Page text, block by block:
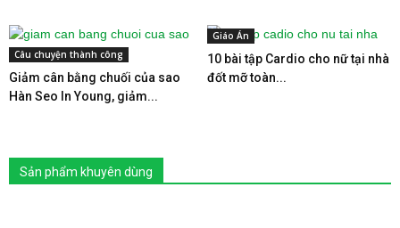
Câu chuyện thành công
Giảm cân bằng chuối của sao
Hàn Seo In Young, giảm...
Giáo Án
10 bài tập Cardio cho nữ tại nhà
đốt mỡ toàn...
Sản phẩm khuyên dùng